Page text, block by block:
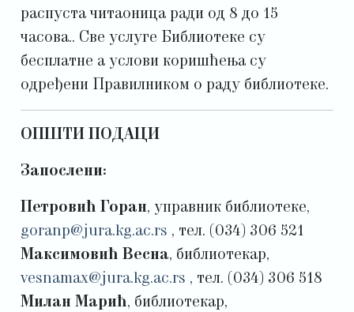
распуста читаоница ради од 8 до 15
часова.. Све услуге Библиотеке су
бесплатне а услови коришћења су
одређени Правилником о раду библиотеке.
ОПШТИ ПОДАЦИ
Запослени:
Петровић Горан, управник библиотеке,
goranp@jura.kg.ac.rs , тел. (034) 306 521
Максимовић Весна, библиотекар,
vesnamax@jura.kg.ac.rs , тел. (034) 306 518
Милан Марић, библиотекар,